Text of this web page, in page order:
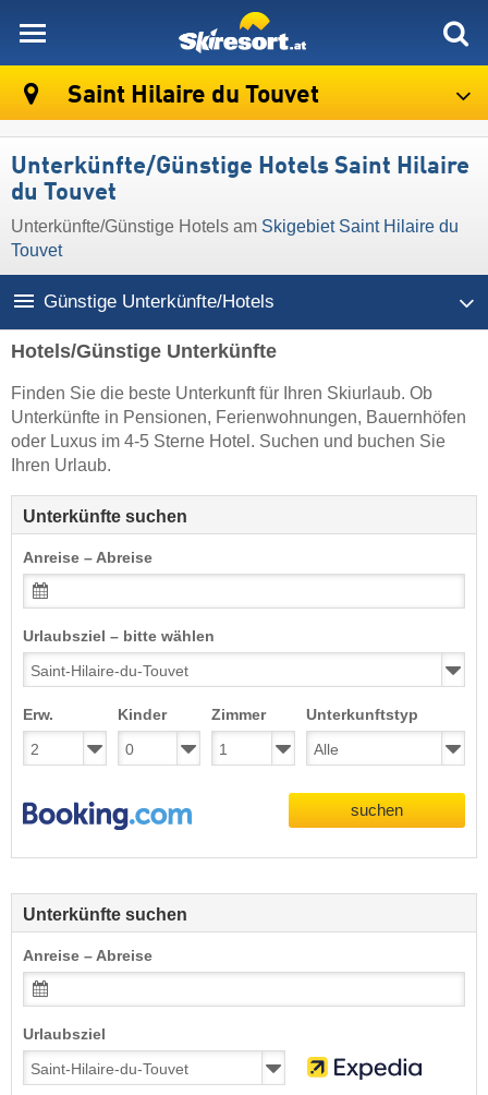
Saint Hilaire du Touvet
Unterkünfte/Günstige Hotels Saint Hilaire
du Touvet
Unterkünfte/Günstige Hotels am Skigebiet Saint Hilaire du
Touvet
Günstige Unterkünfte/Hotels
Hotels/Günstige Unterkünfte
Finden Sie die beste Unterkunft für Ihren Skiurlaub. Ob
Unterkünfte in Pensionen, Ferienwohnungen, Bauernhöfen
oder Luxus im 4-5 Sterne Hotel. Suchen und buchen Sie
Ihren Urlaub.
Unterkünfte suchen
Anreise – Abreise
Urlaubsziel – bitte wählen
Erw. Kinder Zimmer Unterkunftstyp
suchen
Unterkünfte suchen
Anreise – Abreise
Urlaubsziel